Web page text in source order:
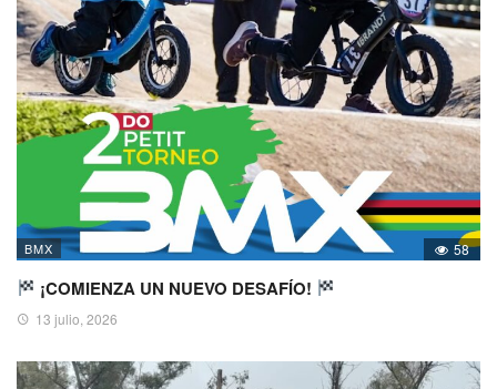
BMX 58
¡COMIENZA UN NUEVO DESAFÍO!
13 julio, 2026